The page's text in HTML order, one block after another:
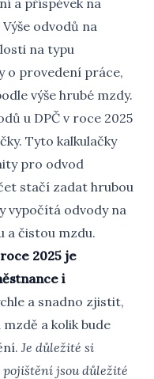
a příspěvek na
odvodů na
na typu
o provedení práce,
výše hrubé mzdy.
u DPČ v roce 2025
Tyto kalkulačky
pro odvod
stačí zadat hrubou
vypočítá odvody na
a čistou mzdu.
2025 je
i
a snadno zjistit,
a kolik bude
Je důležité si
jsou důležité